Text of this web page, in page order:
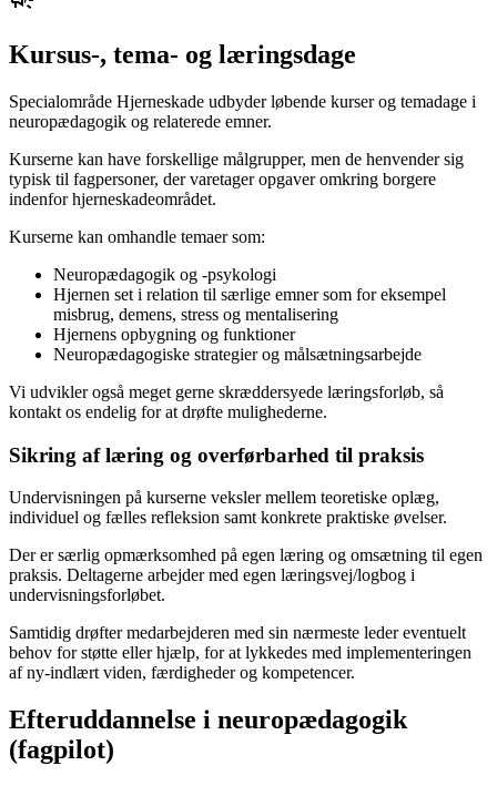
Kursus-, tema- og læringsdage
Specialområde Hjerneskade udbyder løbende kurser og temadage i
neuropædagogik og relaterede emner.
Kurserne kan have forskellige målgrupper, men de henvender sig
typisk til fagpersoner, der varetager opgaver omkring borgere
indenfor hjerneskadeområdet.
Kurserne kan omhandle temaer som:
Neuropædagogik og -psykologi
Hjernen set i relation til særlige emner som for eksempel
misbrug, demens, stress og mentalisering
Hjernens opbygning og funktioner
Neuropædagogiske strategier og målsætningsarbejde
Vi udvikler også meget gerne skræddersyede læringsforløb, så
kontakt os endelig for at drøfte mulighederne.
Sikring af læring og overførbarhed til praksis
Undervisningen på kurserne veksler mellem teoretiske oplæg,
individuel og fælles refleksion samt konkrete praktiske øvelser.
Der er særlig opmærksomhed på egen læring og omsætning til egen
praksis. Deltagerne arbejder med egen læringsvej/logbog i
undervisningsforløbet.
Samtidig drøfter medarbejderen med sin nærmeste leder eventuelt
behov for støtte eller hjælp, for at lykkedes med implementeringen
af ny-indlært viden, færdigheder og kompetencer.
Efteruddannelse i neuropædagogik
(fagpilot)